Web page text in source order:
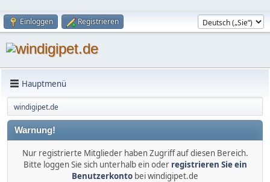
Einloggen Registrieren
Hauptmenü
windigipet.de
Warnung!
Nur registrierte Mitglieder haben Zugriff auf diesen Bereich.
Bitte loggen Sie sich unterhalb ein oder registrieren Sie ein
Benutzerkonto bei windigipet.de